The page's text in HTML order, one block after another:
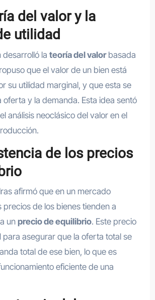
del valor y la
utilidad
desarrolló la teoría del valorbasada
que el valor de un bien está
su utilidad marginal, y que esta se
oferta y la demanda. Esta idea sentó
análisis neoclásico del valor en el
de los precios
afirmó que en un mercado
precios de los bienes tienden a
un precio de equilibrio. Este precio
para asegurar que la oferta total se
total de ese bien, lo que es
eficiente de una